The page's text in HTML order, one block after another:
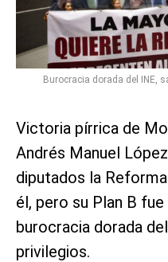
Burocracia dorada del INE,
Victoria pírrica de
Andrés Manuel
diputados la
él, pero su Plan B
burocracia dorada
privilegios.